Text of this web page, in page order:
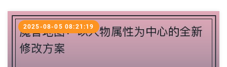
2025-08-05 08:21:19